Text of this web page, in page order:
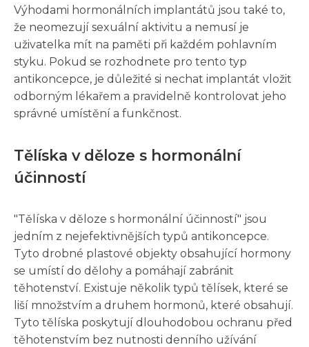
Výhodami hormonálních implantátů jsou také to,
že neomezují sexuální aktivitu a nemusí je
uživatelka mít na paměti při každém pohlavním
styku. Pokud se rozhodnete pro tento typ
antikoncepce, je důležité si nechat implantát vložit
odborným lékařem a pravidelně kontrolovat jeho
správné umístění a funkčnost.
Tělíska v děloze s hormonální
účinností
"Tělíska v děloze s hormonální účinností" jsou
jedním z nejefektivnějších typů antikoncepce.
Tyto drobné plastové objekty obsahující hormony
se umístí do dělohy a pomáhají zabránit
těhotenství. Existuje několik typů tělísek, které se
liší množstvím a druhem hormonů, které obsahují.
Tyto tělíska poskytují dlouhodobou ochranu před
těhotenstvím bez nutnosti denního užívání